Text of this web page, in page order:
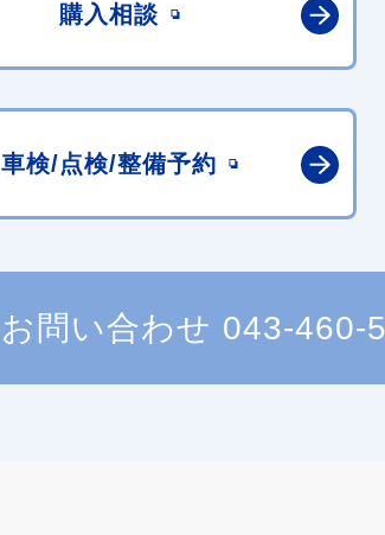
購入相談
車検/点検/整備予約
問い合わせ 043-460-